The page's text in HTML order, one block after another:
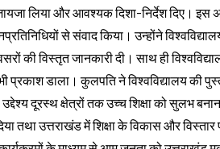
लिया और आवश्यक दिशा-निर्देश दिए।
से संवाद किया। उन्होंने
की विस्तृत जानकारी दी। साथ ही
प्रकाश डाला। कुलपति ने विश्वविद्यालय की
उद्देश्य दूरस्थ क्षेत्रों तक उच्च शिक्षा को सुलभ
तथा उत्तराखंड में शिक्षा के विकास और विस्तार